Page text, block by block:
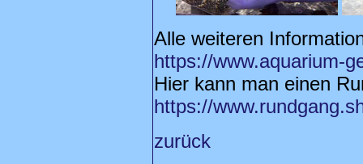
Alle weiteren
https://www.aquarium-
Hier kann man einen
https://
zurück